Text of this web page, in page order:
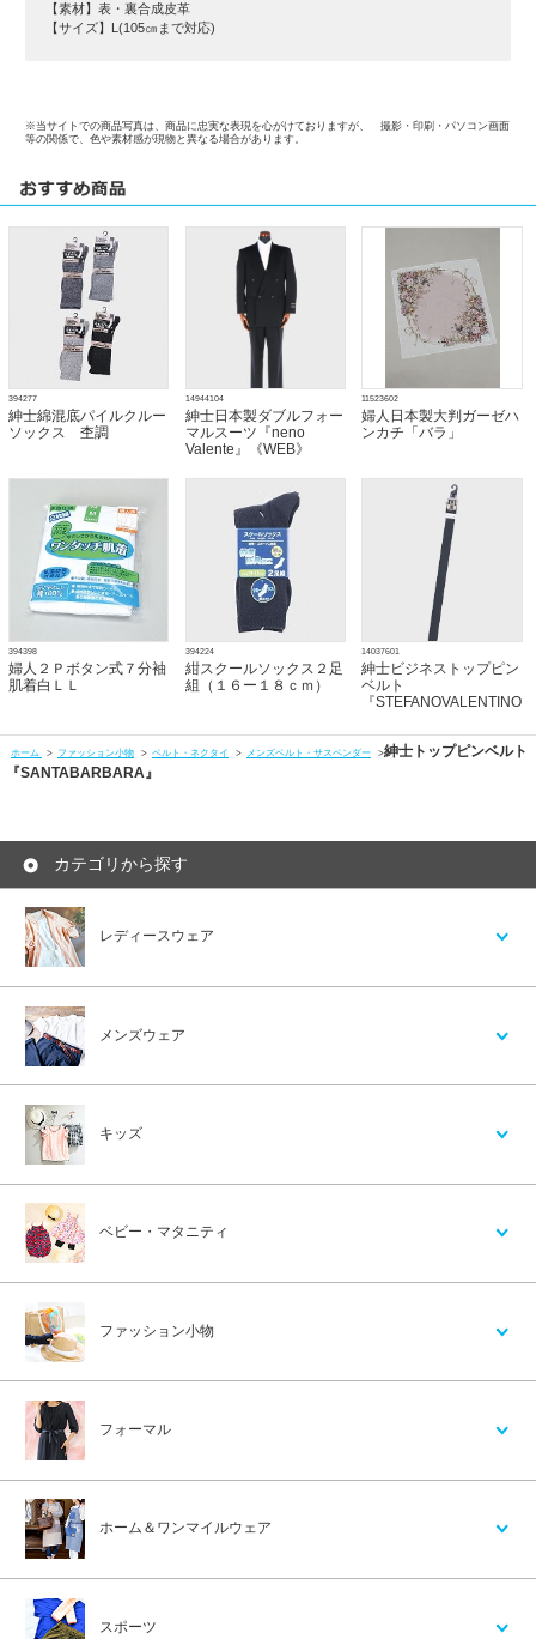
【素材】表・裏合成皮革
【サイズ】L(105㎝まで対応)
※当サイトでの商品写真は、商品に忠実な表現を心がけておりますが、 撮影・印刷・パソコン画面
等の関係で、色や素材感が現物と異なる場合があります。
394277
紳士綿混底パイルクルー
ソックス 杢調
14944104
紳士日本製ダブルフォー
マルスーツ『neno
Valente』《WEB》
11523602
婦人日本製大判ガーゼハ
ンカチ「バラ」
394398
婦人２Ｐボタン式７分袖
肌着白ＬＬ
394224
紺スクールソックス２足
組（１６ー１８ｃｍ）
14037601
紳士ビジネストップピン
ベルト
『STEFANOVALENTINO』
ホーム > ファッション小物 > ベルト・ネクタイ > メンズベルト・サスペンダー >紳士トップピンベルト
『SANTABARBARA』
カテゴリから探す
レディースウェア
メンズウェア
キッズ
ベビー・マタニティ
ファッション小物
フォーマル
ホーム＆ワンマイルウェア
スポーツ